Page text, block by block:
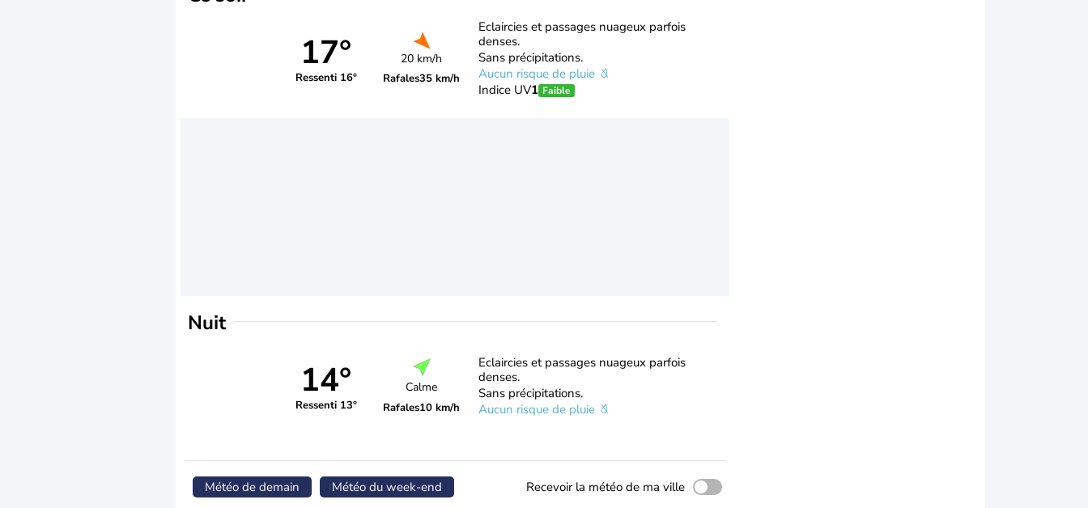
17°
Ressenti 16°
20 km/h
Rafales35 km/h
Eclaircies et passages nuageux parfois
denses.
Sans précipitations.
Aucun risque de pluie
Indice UV1 Faible
Nuit
14°
Ressenti 13°
Calme
Rafales10 km/h
Eclaircies et passages nuageux parfois
denses.
Sans précipitations.
Aucun risque de pluie
Météo de demain Météo du week-end Recevoir la météo de ma ville